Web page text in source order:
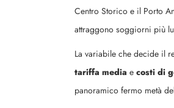
Centro Storico e il Porto
attraggono soggiorni più
La variabile che decide il
tariffa media e costi di
panoramico fermo metà